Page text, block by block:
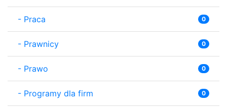
- Praca 0
- Prawnicy 0
- Prawo 0
- Programy dla firm 0